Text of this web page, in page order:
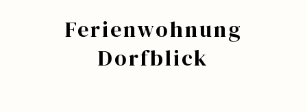
Ferienwohnung
Dorfblick